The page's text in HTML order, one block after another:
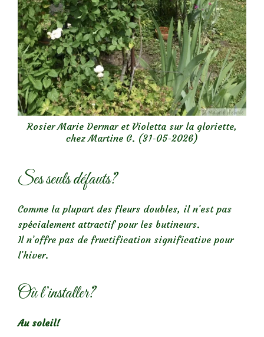
Rosier Marie Dermar et Violetta sur la gloriette,
chez Martine G. (31-05-2026)
Ses seuls défauts?
Comme la plupart des fleurs doubles, il n’est pas
spécialement attractif pour les butineurs.
Il n’offre pas de fructification significative pour
l’hiver.
Où l’installer?
Au soleil!